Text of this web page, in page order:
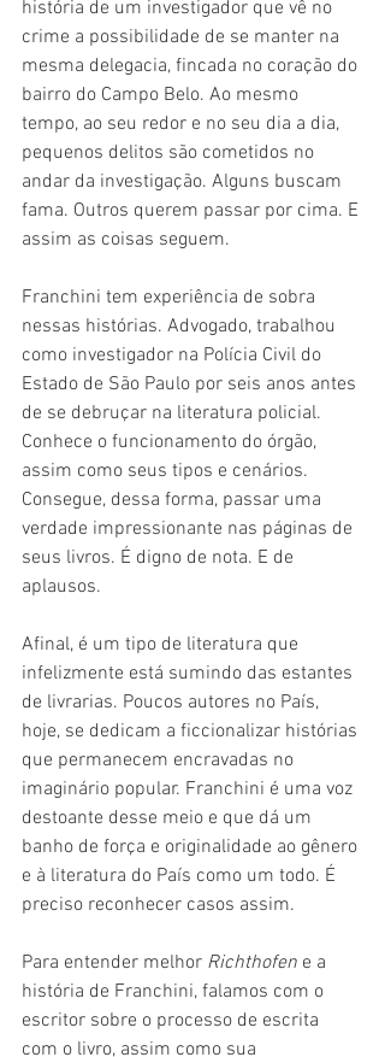
história de um investigador que vê no
crime a possibilidade de se manter na
mesma delegacia, fincada no coração do
bairro do Campo Belo. Ao mesmo
tempo, ao seu redor e no seu dia a dia,
pequenos delitos são cometidos no
andar da investigação. Alguns buscam
fama. Outros querem passar por cima. E
assim as coisas seguem.
Franchini tem experiência de sobra
nessas histórias. Advogado, trabalhou
como investigador na Polícia Civil do
Estado de São Paulo por seis anos antes
de se debruçar na literatura policial.
Conhece o funcionamento do órgão,
assim como seus tipos e cenários.
Consegue, dessa forma, passar uma
verdade impressionante nas páginas de
seus livros. É digno de nota. E de
aplausos.
Afinal, é um tipo de literatura que
infelizmente está sumindo das estantes
de livrarias. Poucos autores no País,
hoje, se dedicam a ficcionalizar histórias
que permanecem encravadas no
imaginário popular. Franchini é uma voz
destoante desse meio e que dá um
banho de força e originalidade ao gênero
e à literatura do País como um todo. É
preciso reconhecer casos assim.
Para entender melhor Richthofen e a
história de Franchini, falamos com o
escritor sobre o processo de escrita
com o livro, assim como sua